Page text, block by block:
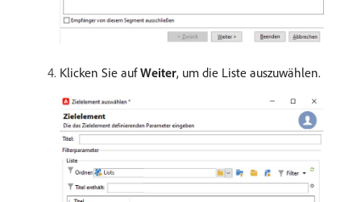
Klicken Sie aufWeiter, um die Liste auszuwählen.